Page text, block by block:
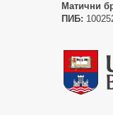
Матични
ПИБ: